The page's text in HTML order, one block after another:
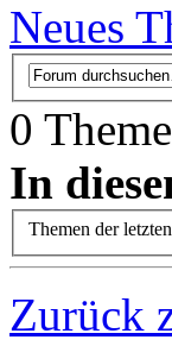
Neues
0
In
Themen der
Zurück